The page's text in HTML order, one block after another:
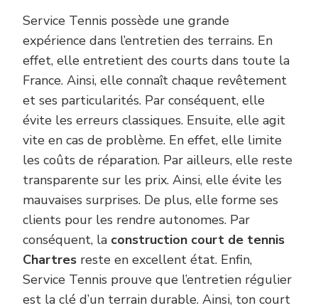
Service Tennis possède une grande
expérience dans l’entretien des terrains. En
effet, elle entretient des courts dans toute la
France. Ainsi, elle connaît chaque revêtement
et ses particularités. Par conséquent, elle
évite les erreurs classiques. Ensuite, elle agit
vite en cas de problème. En effet, elle limite
les coûts de réparation. Par ailleurs, elle reste
transparente sur les prix. Ainsi, elle évite les
mauvaises surprises. De plus, elle forme ses
clients pour les rendre autonomes. Par
conséquent, la construction court de tennis
Chartres reste en excellent état. Enfin,
Service Tennis prouve que l’entretien régulier
est la clé d’un terrain durable. Ainsi, ton court